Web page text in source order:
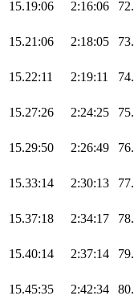
15.19:06 2:16:06 72.
15.21:06 2:18:05 73.
15.22:11 2:19:11 74.
15.27:26 2:24:25 75.
15.29:50 2:26:49 76.
15.33:14 2:30:13 77.
15.37:18 2:34:17 78.
15.40:14 2:37:14 79.
15.45:35 2:42:34 80.